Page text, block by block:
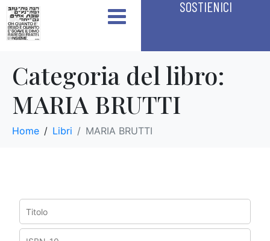
SOSTIENICI
Categoria del libro:
MARIA BRUTTI
Home Libri MARIA BRUTTI